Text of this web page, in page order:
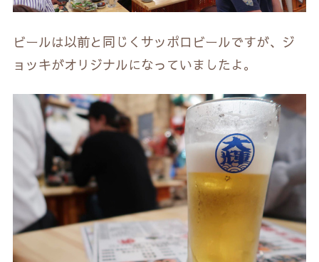
ビールは以前と同じくサッポロビールですが、ジ
ョッキがオリジナルになっていましたよ。